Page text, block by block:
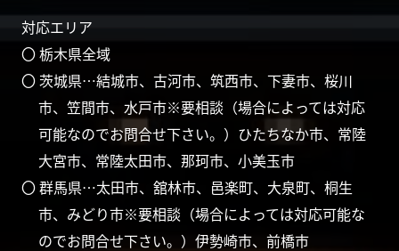
対応エリア
〇 栃木県全域
〇 茨城県…結城市、古河市、筑西市、下妻市、桜川
市、笠間市、水戸市※要相談（場合によっては対応
可能なのでお問合せ下さい。）ひたちなか市、常陸
大宮市、常陸太田市、那珂市、小美玉市
〇 群馬県…太田市、舘林市、邑楽町、大泉町、桐生
市、みどり市※要相談（場合によっては対応可能な
のでお問合せ下さい。）伊勢崎市、前橋市